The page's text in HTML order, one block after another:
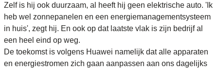
Zelf is hij ook duurzaam, al heeft hij geen elektrische auto. 'Ik
heb wel zonnepanelen en een energiemanagementsysteem
in huis', zegt hij. En ook op dat laatste vlak is zijn bedrijf al
een heel eind op weg.
De toekomst is volgens Huawei namelijk dat alle apparaten
en energiestromen zich gaan aanpassen aan ons dagelijks